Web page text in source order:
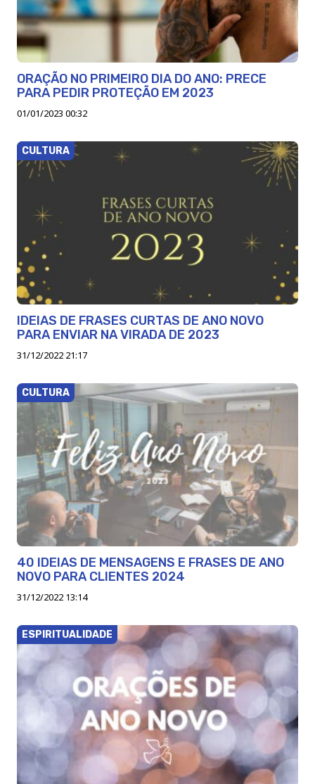
ORAÇÃO NO PRIMEIRO DIA DO ANO: PRECE
PARA PEDIR PROTEÇÃO EM 2023
01/01/2023 00:32
CULTURA
IDEIAS DE FRASES CURTAS DE ANO NOVO
PARA ENVIAR NA VIRADA DE 2023
31/12/2022 21:17
CULTURA
40 IDEIAS DE MENSAGENS E FRASES DE ANO
NOVO PARA CLIENTES 2024
31/12/2022 13:14
ESPIRITUALIDADE